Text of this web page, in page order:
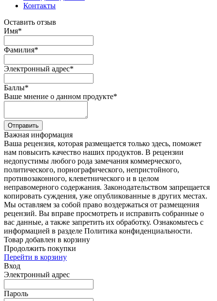
Контакты
Оставить отзыв
Имя*
Фамилия*
Электронный адрес*
Баллы*
Ваше мнение о данном продукте*
Отправить
Важная информация
Ваша рецензия, которая размещается только здесь, поможет
нам повысить качество наших продуктов. В рецензии
недопустимы любого рода замечания коммерческого,
политического, порнографического, непристойного,
противозаконного, клеветнического и в целом
неправомерного содержания. Законодательством запрещается
копировать суждения, уже опубликованные в других местах.
Мы оставляем за собой право воздержаться от размещения
рецензий. Вы вправе просмотреть и исправить собранные о
вас данные, а также запретить их обработку. Ознакомьтесь с
информацией в разделе Политика конфиденциальности.
Товар добавлен в корзину
Продолжить покупки
Перейти в корзину
Вход
Электронный адрес
Пароль